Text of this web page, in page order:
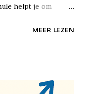
helpt je om
hoeft te
naar vaste lasten
MEER LEZEN